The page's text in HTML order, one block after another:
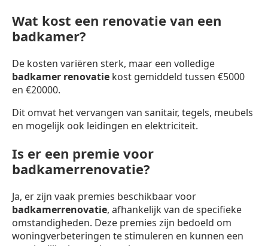
Wat kost een renovatie van een
badkamer?
De kosten variëren sterk, maar een volledige
badkamer renovatie kost gemiddeld tussen €5000
en €20000.
Dit omvat het vervangen van sanitair, tegels, meubels
en mogelijk ook leidingen en elektriciteit.
Is er een premie voor
badkamerrenovatie?
Ja, er zijn vaak premies beschikbaar voor
badkamerrenovatie, afhankelijk van de specifieke
omstandigheden. Deze premies zijn bedoeld om
woningverbeteringen te stimuleren en kunnen een